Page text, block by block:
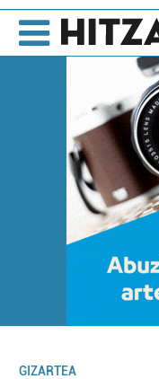
GIZARTEA